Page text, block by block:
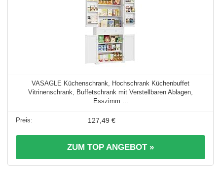
VASAGLE Küchenschrank, Hochschrank Küchenbuffet
Vitrinenschrank, Buffetschrank mit Verstellbaren Ablagen,
Esszimm ...
127,49 €
ZUM TOP ANGEBOT »